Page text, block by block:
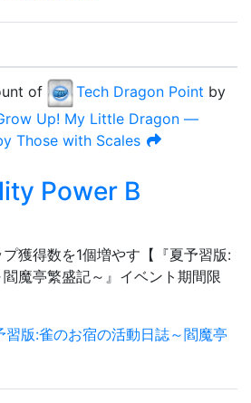
of Tech Dragon Point by
Up! My Little Dragon —
Those with Scales
Power B
獲得数を1個増やす【『夏予習版:
魔亭繁盛記～』イベント期間限
習版:雀のお宿の活動日誌～閻魔亭